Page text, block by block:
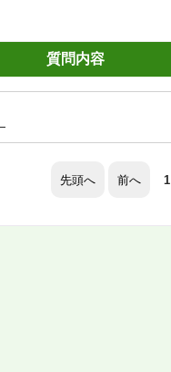
質問内容
先頭へ 前へ 1